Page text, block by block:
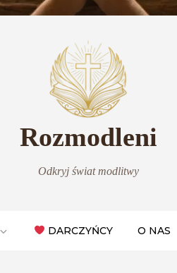
Rozmodleni
Odkryj świat modlitwy
DARCZYŃCY O NAS